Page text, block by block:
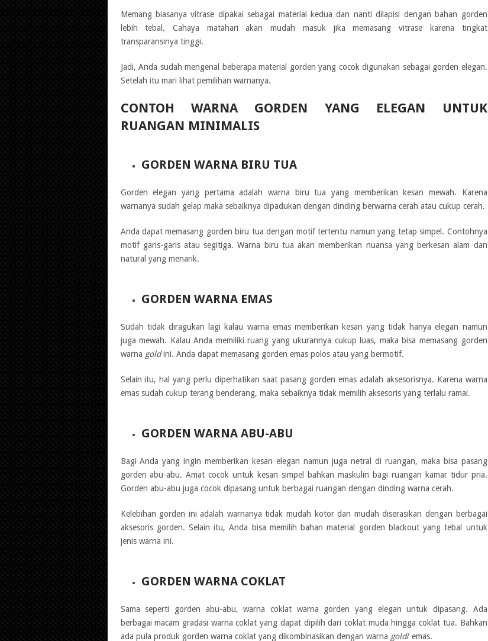
Memang biasanya vitrase dipakai sebagai material kedua dan nanti dilapisi dengan bahan gorden
lebih tebal. Cahaya matahari akan mudah masuk jika memasang vitrase karena tingkat
transparansinya tinggi.
Jadi, Anda sudah mengenal beberapa material gorden yang cocok digunakan sebagai gorden elegan.
Setelah itu mari lihat pemilihan warnanya.
CONTOH WARNA GORDEN YANG ELEGAN UNTUK
RUANGAN MINIMALIS
GORDEN WARNA BIRU TUA
Gorden elegan yang pertama adalah warna biru tua yang memberikan kesan mewah. Karena
warnanya sudah gelap maka sebaiknya dipadukan dengan dinding berwarna cerah atau cukup cerah.
Anda dapat memasang gorden biru tua dengan motif tertentu namun yang tetap simpel. Contohnya
motif garis-garis atau segitiga. Warna biru tua akan memberikan nuansa yang berkesan alam dan
natural yang menarik.
GORDEN WARNA EMAS
Sudah tidak diragukan lagi kalau warna emas memberikan kesan yang tidak hanya elegan namun
juga mewah. Kalau Anda memiliki ruang yang ukurannya cukup luas, maka bisa memasang gorden
warna goldini. Anda dapat memasang gorden emas polos atau yang bermotif.
Selain itu, hal yang perlu diperhatikan saat pasang gorden emas adalah aksesorisnya. Karena warna
emas sudah cukup terang benderang, maka sebaiknya tidak memilih aksesoris yang terlalu ramai.
GORDEN WARNA ABU-ABU
Bagi Anda yang ingin memberikan kesan elegan namun juga netral di ruangan, maka bisa pasang
gorden abu-abu. Amat cocok untuk kesan simpel bahkan maskulin bagi ruangan kamar tidur pria.
Gorden abu-abu juga cocok dipasang untuk berbagai ruangan dengan dinding warna cerah.
Kelebihan gorden ini adalah warnanya tidak mudah kotor dan mudah diserasikan dengan berbagai
aksesoris gorden. Selain itu, Anda bisa memilih bahan material gorden blackout yang tebal untuk
jenis warna ini.
GORDEN WARNA COKLAT
Sama seperti gorden abu-abu, warna coklat warna gorden yang elegan untuk dipasang. Ada
berbagai macam gradasi warna coklat yang dapat dipilih dari coklat muda hingga coklat tua. Bahkan
ada pula produk gorden warna coklat yang dikombinasikan dengan warna gold/ emas.